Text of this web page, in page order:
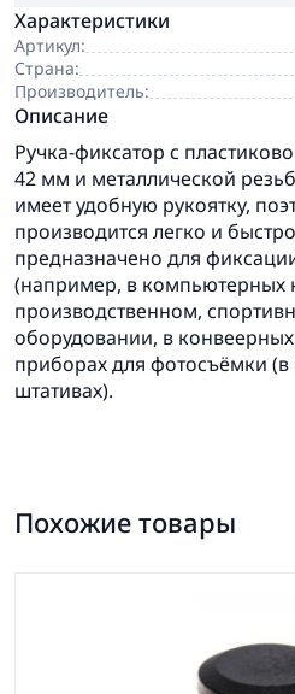
Характеристики
Артикул:
Страна:
Производитель:
Описание
Ручка-фиксатор с
42 мм и металлической
имеет удобную рукоятку,
производится легко и
предназначено для
(например, в компьютерных
производственном,
оборудовании, в
приборах для фотосъёмки (в
штативах).
Похожие товары